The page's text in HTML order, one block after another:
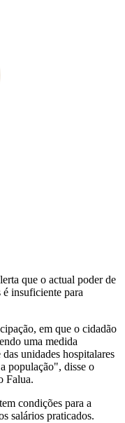
que o actual poder de
insuficiente para
em que o cidadão
uma medida
unidades hospitalares
população", disse o
Falua.
condições para a
salários praticados.